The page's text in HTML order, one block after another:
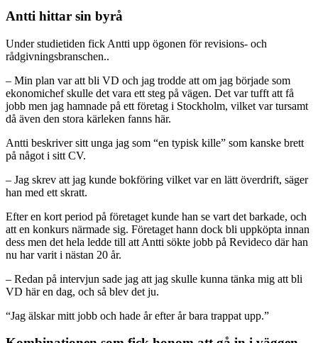
Antti hittar sin byrå
Under studietiden fick Antti upp ögonen för revisions- och
rådgivningsbranschen..
– Min plan var att bli VD och jag trodde att om jag började som
ekonomichef skulle det vara ett steg på vägen. Det var tufft att få
jobb men jag hamnade på ett företag i Stockholm, vilket var tursamt
då även den stora kärleken fanns här.
Antti beskriver sitt unga jag som “en typisk kille” som kanske brett
på något i sitt CV.
– Jag skrev att jag kunde bokföring vilket var en lätt överdrift, säger
han med ett skratt.
Efter en kort period på företaget kunde han se vart det barkade, och
att en konkurs närmade sig. Företaget hann dock bli uppköpta innan
dess men det hela ledde till att Antti sökte jobb på Revideco där han
nu har varit i nästan 20 år.
– Redan på intervjun sade jag att jag skulle kunna tänka mig att bli
VD här en dag, och så blev det ju.
“Jag älskar mitt jobb och hade år efter år bara trappat upp.”